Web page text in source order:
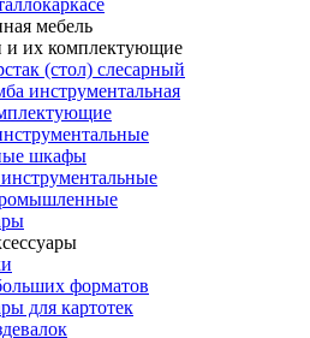
мебель
и их комплектующие
(стол) слесарный
инструментальная
шкафы
форматов
для картотек